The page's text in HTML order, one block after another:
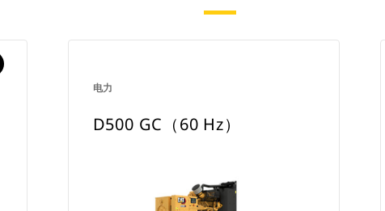
电力
D500 GC（60 Hz）